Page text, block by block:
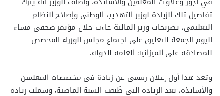
تفاصيل تلك الزيادة لوزير التهذيب الوطني وإصلاح النظام
التعليمي، تصريحات وزير المالية جاءت خلال مؤتمر صحفي مساء
اليوم الجمعة للتعليق على اجتماع مجلس الوزراء المخصص
للمصادقة على الميزانية العامة للدولة.
ويُعد هذا أول إعلان رسمي عن زيادة في مخصصات المعلمين
والأساتذة، بعد الزيادة التي طُبقت السنة الماضية، وشملت زيادة